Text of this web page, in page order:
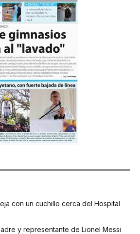
con un cuchillo cerca del Hospital
y representante de Lionel Messi